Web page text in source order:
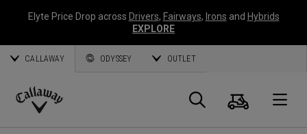
Elyte Price Drop across Drivers, Fairways, Irons and Hybrids
EXPLORE
CALLAWAY ODYSSEY OUTLET
Callaway
Panier